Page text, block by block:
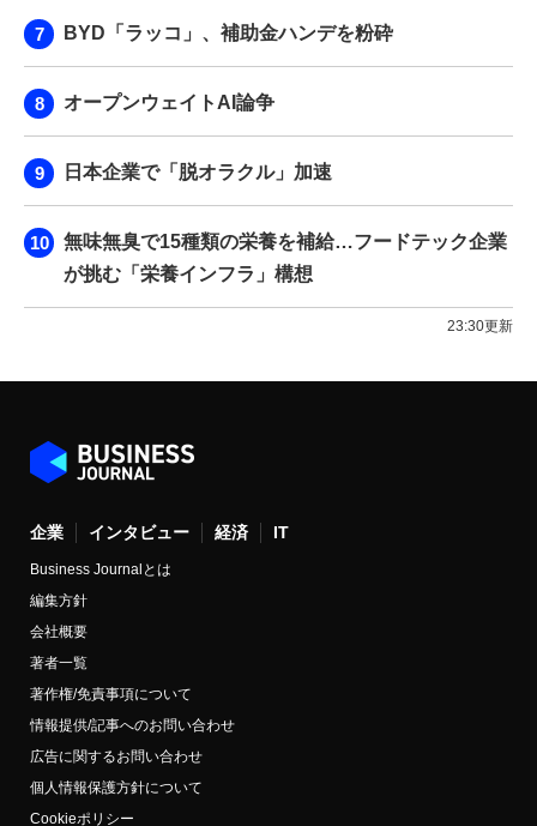
BYD「ラッコ」、補助金ハンデを粉砕
オープンウェイトAI論争
日本企業で「脱オラクル」加速
無味無臭で15種類の栄養を補給…フードテック企業
が挑む「栄養インフラ」構想
23:30更新
企業 インタビュー 経済 IT
Business Journalとは
編集方針
会社概要
著者一覧
著作権/免責事項について
情報提供/記事へのお問い合わせ
広告に関するお問い合わせ
個人情報保護方針について
Cookieポリシー